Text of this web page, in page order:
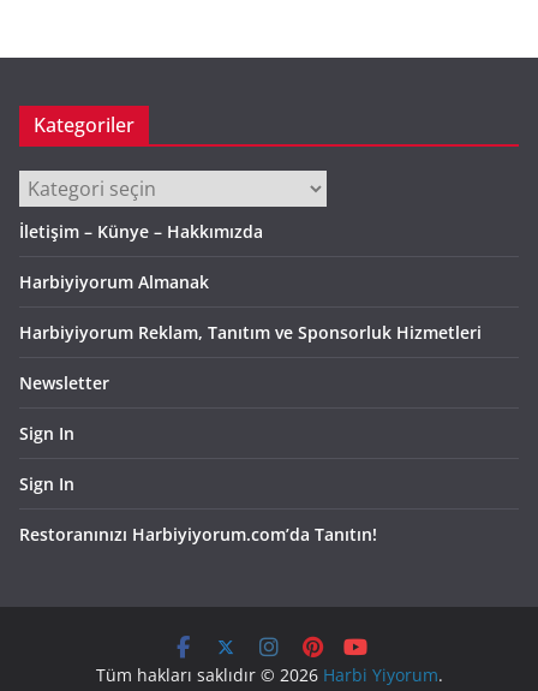
Kategoriler
Kategoriler
İletişim – Künye – Hakkımızda
Harbiyiyorum Almanak
Harbiyiyorum Reklam, Tanıtım ve Sponsorluk Hizmetleri
Newsletter
Sign In
Sign In
Restoranınızı Harbiyiyorum.com’da Tanıtın!
Tüm hakları saklıdır © 2026 Harbi Yiyorum.